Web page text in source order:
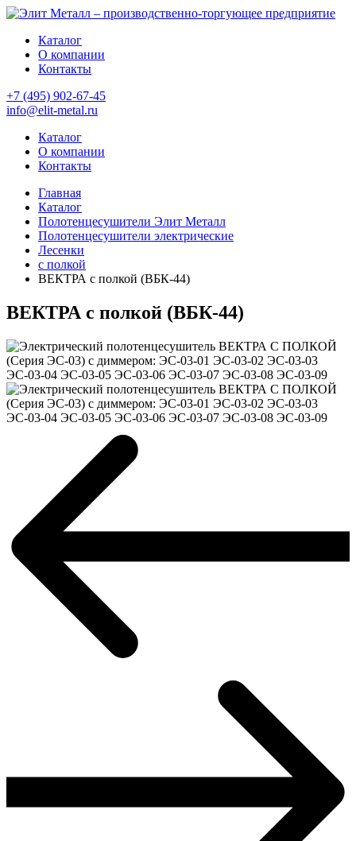
Каталог
О компании
Контакты
+7 (495) 902-67-45
info@elit-metal.ru
Каталог
О компании
Контакты
Главная
Каталог
Полотенцесушители Элит Металл
Полотенцесушители электрические
Лесенки
с полкой
ВЕКТРА с полкой (ВБК-44)
ВЕКТРА с полкой (ВБК-44)